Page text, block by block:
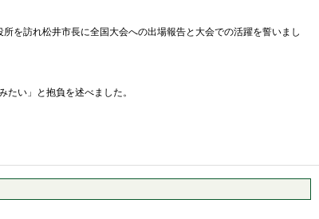
を訪れ松井市長に全国大会への出場報告と大会での活躍を誓いまし
い」と抱負を述べました。